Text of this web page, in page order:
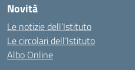
Novità
Le notizie dell’Istituto
Le circolari dell’Istituto
Albo Online